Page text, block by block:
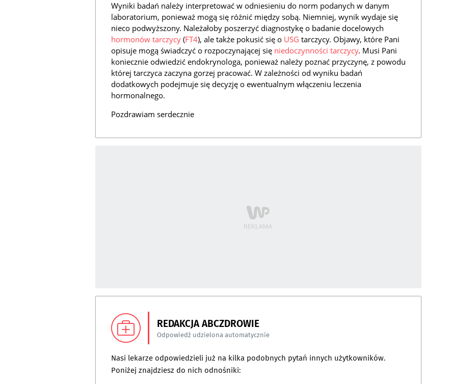
Wyniki badań należy interpretować w odniesieniu do norm podanych w danym
laboratorium, ponieważ mogą się różnić między sobą. Niemniej, wynik wydaje się
nieco podwyższony. Należałoby poszerzyć diagnostykę o badanie docelowych
hormonów tarczycy (FT4), ale także pokusić się o USG tarczycy. Objawy, które Pani
opisuje mogą świadczyć o rozpoczynającej się niedoczynności tarczycy. Musi Pani
koniecznie odwiedzić endokrynologa, ponieważ należy poznać przyczynę, z powodu
której tarczyca zaczyna gorzej pracować. W zależności od wyniku badań
dodatkowych podejmuje się decyzję o ewentualnym włączeniu leczenia
hormonalnego.
Pozdrawiam serdecznie
REDAKCJA ABCZDROWIE
Odpowiedź udzielona automatycznie
Nasi lekarze odpowiedzieli już na kilka podobnych pytań innych użytkowników.
Poniżej znajdziesz do nich odnośniki: